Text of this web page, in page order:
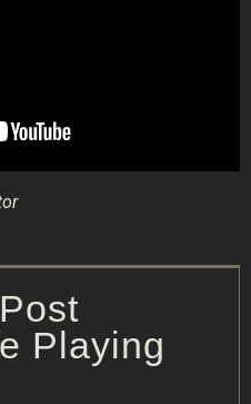
Playing